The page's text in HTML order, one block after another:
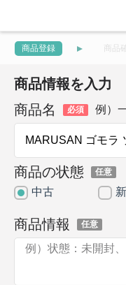
商品登録 商品
商品情報を入力
商品名
必須 例）
商品の状態 任意
中古
商品情報 任意